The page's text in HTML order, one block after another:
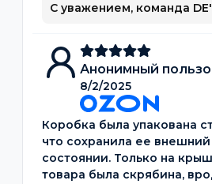
С уважением, команда
Анонимный
8/2/2025
Коробка была упакована
что сохранила ее
состоянии. Только на
товара была скрябина,